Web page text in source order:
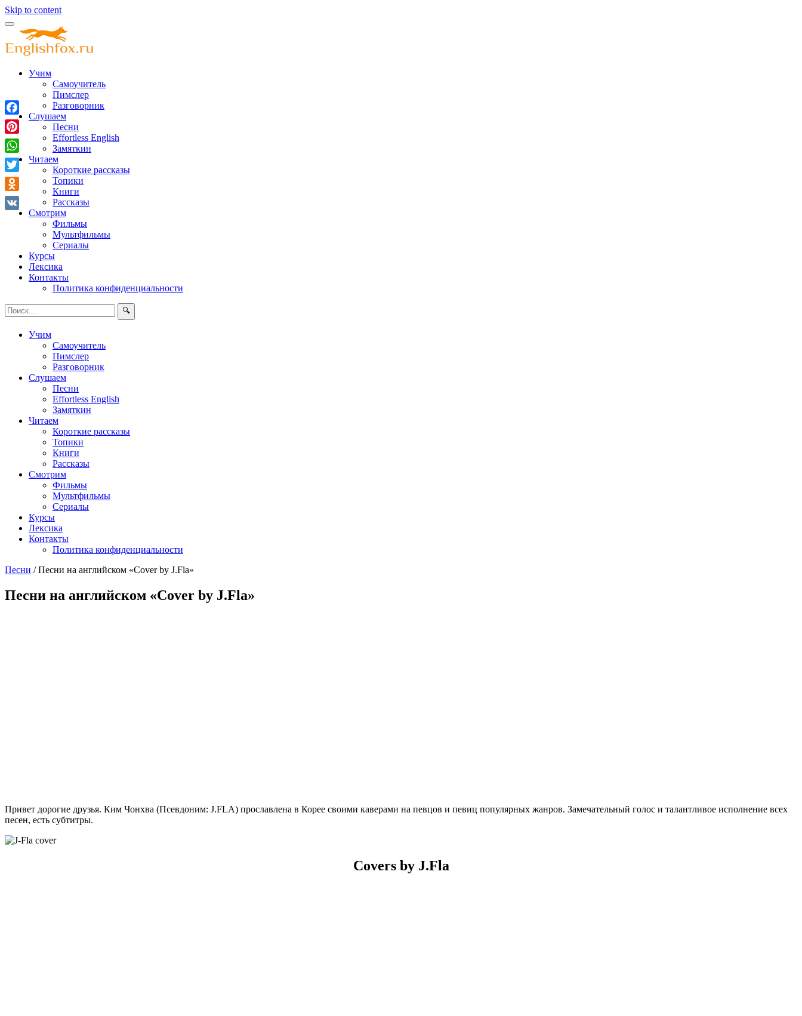
Skip to content
Учим
Самоучитель
Пимслер
Разговорник
Слушаем
Песни
Effortless English
Замяткин
Читаем
Короткие рассказы
Топики
Книги
Рассказы
Смотрим
Фильмы
Мультфильмы
Сериалы
Курсы
Лексика
Контакты
Политика конфиденциальности
🔍
Учим
Самоучитель
Пимслер
Разговорник
Слушаем
Песни
Effortless English
Замяткин
Читаем
Короткие рассказы
Топики
Книги
Рассказы
Смотрим
Фильмы
Мультфильмы
Сериалы
Курсы
Лексика
Контакты
Политика конфиденциальности
Песни / Песни на английском «Cover by J.Fla»
Песни на английском «Cover by J.Fla»
Привет дорогие друзья. Ким Чонхва (Псевдоним: J.FLA) прославлена в Корее своими каверами на певцов и певиц популярных жанров. Замечательный голос и талантливое исполнение всех
песен, есть субтитры.
Covers by J.Fla
Facebook
Pinterest
WhatsApp
Twitter
Odnoklassniki